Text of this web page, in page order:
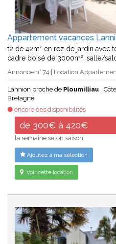
Appartement vacances
t2 de 42m² en rez de jardin avec
cadre boisé de 3000m². salle/
Annonce n° 74 | Location
Lannion proche de Ploumilliau
Bretagne
encore des disponibilités
de 300€ à 420€
la semaine selon saison
Ajoutez à ma sélection
Voir cette location